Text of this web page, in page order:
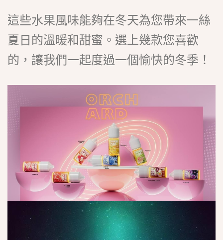
這些水果風味能夠在冬天為您帶來一絲
夏日的溫暖和甜蜜。選上幾款您喜歡
的，讓我們一起度過一個愉快的冬季！